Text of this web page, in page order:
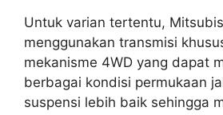
Untuk varian tertentu,
menggunakan transmisi
mekanisme 4WD yang dapat
berbagai kondisi permukaan
suspensi lebih baik sehingga